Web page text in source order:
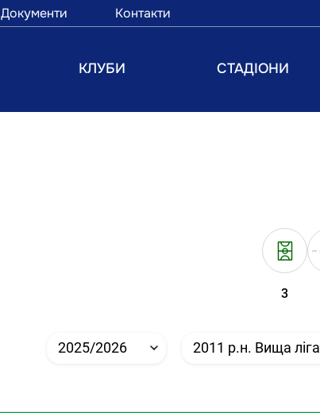
Документи Контакти
КЛУБИ СТАДІОНИ
3
2025/2026 2011 р.н. Вища ліга